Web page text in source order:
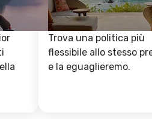
Trova una politica più
flessibile allo stesso
e la eguaglieremo.